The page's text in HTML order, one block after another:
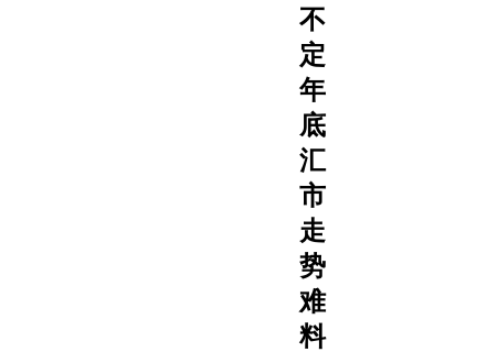
不
定
年
底
汇
市
走
势
难
料